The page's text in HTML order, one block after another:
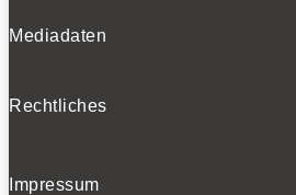
Mediadaten
Rechtliches
Impressum